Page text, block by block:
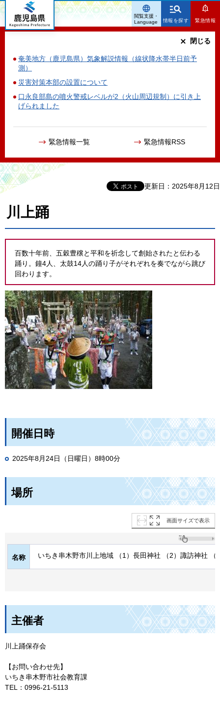
鹿児島県
情報を探す 緊急情報
奄美地方（鹿児島県）気象解説情報（線状降水帯半日前予
測）
災害対策本部の設置について
口永良部島の噴火警戒レベルが2（火山周辺規制）に引き上
げられました
緊急情報一覧 緊急情報RSS
閉じる
閲覧支援・
Language
更新日：2025年8月12日
川上踊
百数十年前、五穀豊穣と平和を祈念して創始されたと伝わる
踊り。鐘4人、太鼓14人の踊り子がそれぞれを奏でながら跳び
回わります。
開催日時
2025年8月24日（日曜日）8時00分
場所
画面サイズで表示
名称 いちき串木野市川上地域 （1）長田神社 （2）諏訪神社
主催者
川上踊保存会
【お問い合わせ先】
いちき串木野市社会教育課
TEL：0996-21-5113